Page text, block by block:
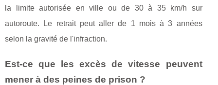
la limite autorisée en ville ou de 30 à 35 km/h sur
autoroute. Le retrait peut aller de 1 mois à 3 années
selon la gravité de l'infraction.
Est-ce que les excès de vitesse peuvent
mener à des peines de prison ?